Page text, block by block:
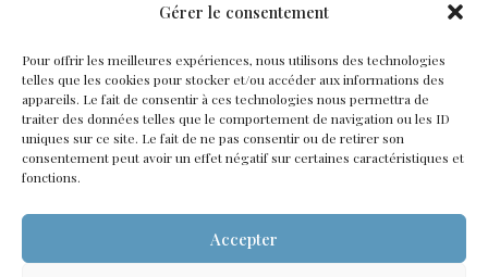
Gérer le consentement
Pour offrir les meilleures expériences, nous utilisons des technologies
telles que les cookies pour stocker et/ou accéder aux informations des
appareils. Le fait de consentir à ces technologies nous permettra de
traiter des données telles que le comportement de navigation ou les ID
uniques sur ce site. Le fait de ne pas consentir ou de retirer son
consentement peut avoir un effet négatif sur certaines caractéristiques et
fonctions.
Accepter
Documents
Événements
Mairie
Non classé